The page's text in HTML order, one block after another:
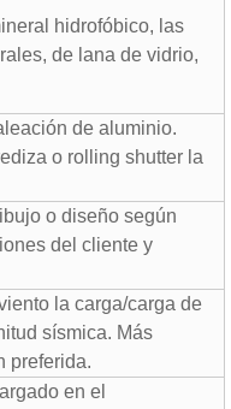
hidrofóbico, las
de lana de vidrio,
de aluminio.
o rolling shutter la
o diseño según
del cliente y
la carga/carga de
sísmica. Más
preferida.
en el